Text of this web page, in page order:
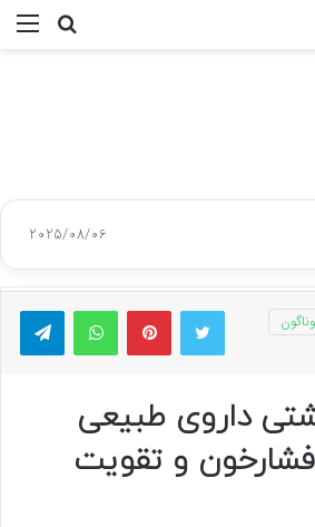
جستجو
2025/08/06
توییتر پینتریستواتس آپ
داروی طبیعی
و تقویت